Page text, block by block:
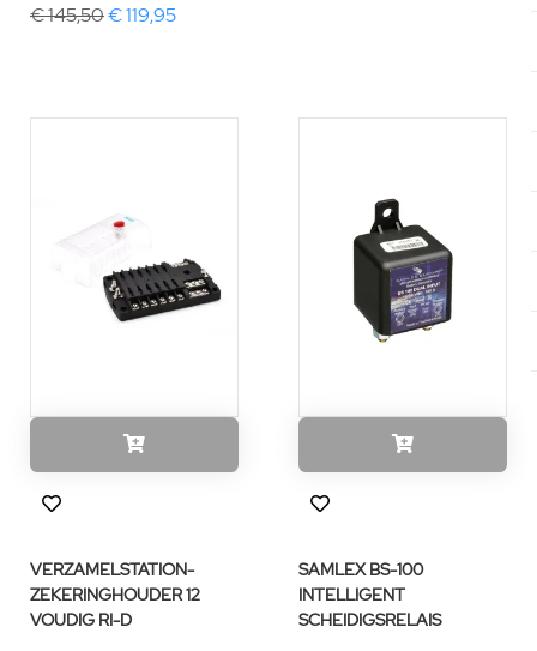
€ 145,50€ 119,95
VERZAMELSTATION-
ZEKERINGHOUDER 12
VOUDIG RI-D
SAMLEX BS-100
INTELLIGENT
SCHEIDIGSRELAIS